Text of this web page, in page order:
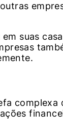
suas
complexa